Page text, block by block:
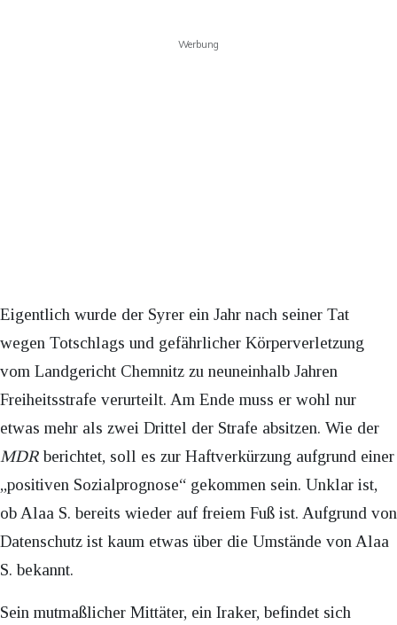
Werbung
Eigentlich wurde der Syrer ein Jahr nach seiner Tat
wegen Totschlags und gefährlicher Körperverletzung
vom Landgericht Chemnitz zu neuneinhalb Jahren
Freiheitsstrafe verurteilt. Am Ende muss er wohl nur
etwas mehr als zwei Drittel der Strafe absitzen. Wie der
MDRberichtet, soll es zur Haftverkürzung aufgrund einer
„positiven Sozialprognose“ gekommen sein. Unklar ist,
ob Alaa S. bereits wieder auf freiem Fuß ist. Aufgrund von
Datenschutz ist kaum etwas über die Umstände von Alaa
S. bekannt.
Sein mutmaßlicher Mittäter, ein Iraker, befindet sich